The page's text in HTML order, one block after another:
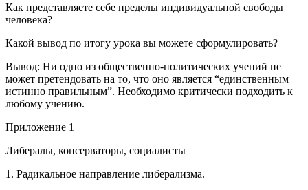
Как представляете себе пределы индивидуальной свободы
человека?
Какой вывод по итогу урока вы можете сформулировать?
Вывод: Ни одно из общественно-политических учений не
может претендовать на то, что оно является “единственным
истинно правильным”. Необходимо критически подходить к
любому учению.
Приложение 1
Либералы, консерваторы, социалисты
1. Радикальное направление либерализма.